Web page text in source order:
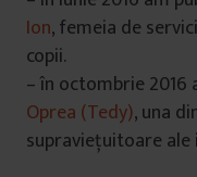
Ion, femeia de
copii.
– în octombrie 2016
Oprea (Tedy), una
supraviețuitoare ale